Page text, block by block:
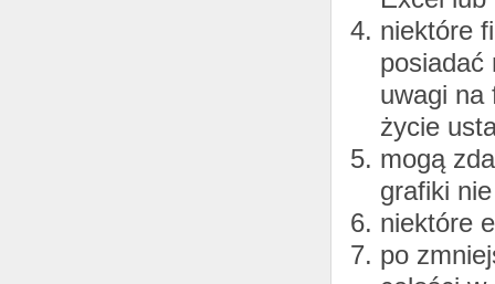
niektóre
posiadać
uwagi na
życie
mogą
grafiki
niektóre
po